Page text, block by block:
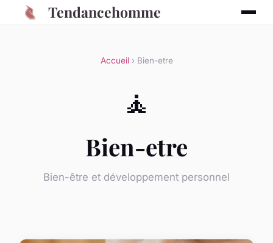
Tendancehomme
Accueil› Bien-etre
🧘
Bien-etre
Bien-être et développement personnel